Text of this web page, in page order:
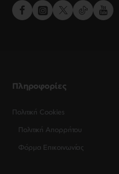
Πληροφορίες
Πολιτική Cookies
Πολιτική Απορρήτου
Φόρμα Επικοινωνίας